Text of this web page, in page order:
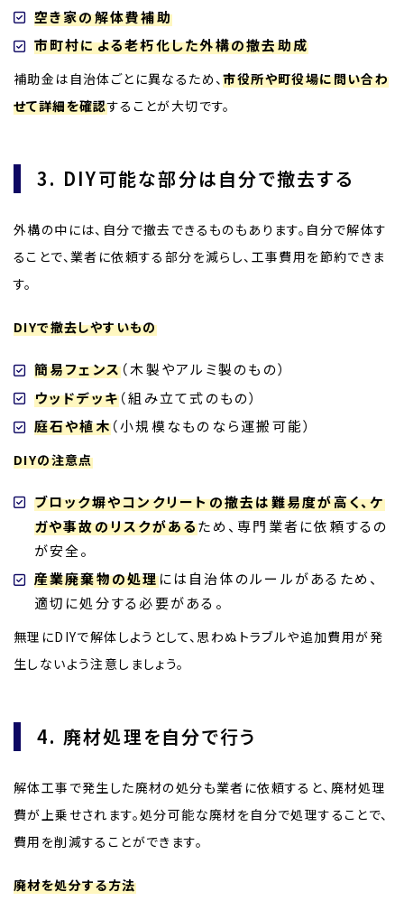
空き家の解体費補助
市町村による老朽化した外構の撤去助成
補助金は自治体ごとに異なるため、市役所や町役場に問い合わ
せて詳細を確認することが大切です。
3. DIY可能な部分は自分で撤去する
外構の中には、自分で撤去できるものもあります。自分で解体す
ることで、業者に依頼する部分を減らし、工事費用を節約できま
す。
DIYで撤去しやすいもの
簡易フェンス（木製やアルミ製のもの）
ウッドデッキ（組み立て式のもの）
庭石や植木（小規模なものなら運搬可能）
DIYの注意点
ブロック塀やコンクリートの撤去は難易度が高く、ケ
ガや事故のリスクがあるため、専門業者に依頼するの
が安全。
産業廃棄物の処理には自治体のルールがあるため、
適切に処分する必要がある。
無理にDIYで解体しようとして、思わぬトラブルや追加費用が発
生しないよう注意しましょう。
4. 廃材処理を自分で行う
解体工事で発生した廃材の処分も業者に依頼すると、廃材処理
費が上乗せされます。処分可能な廃材を自分で処理することで、
費用を削減することができます。
廃材を処分する方法